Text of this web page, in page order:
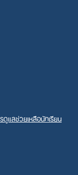
ดูแลช่วยเหลือนักเรียน